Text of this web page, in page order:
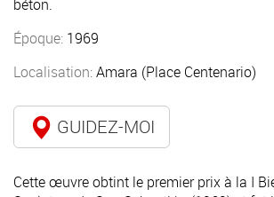
béton.
Époque: 1969
Localisation:Amara (Place Centenario)
GUIDEZ-MOI
Cette œuvre obtint le premier prix à la I